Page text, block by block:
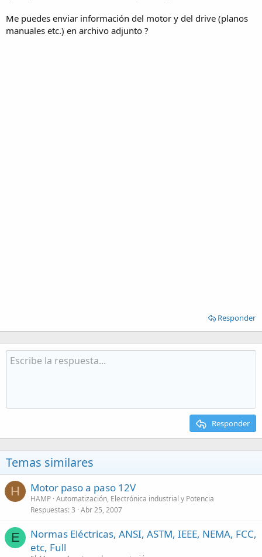
Me puedes enviar información del motor y del drive (planos
manuales etc.) en archivo adjunto ?
Responder
Responder
Temas similares
H Motor paso a paso 12V
HAMP Automatización, Electrónica industrial y Potencia
Respuestas 3 Abr 25, 2007
E
Normas Eléctricas, ANSI, ASTM, IEEE, NEMA, FCC,
etc, Full